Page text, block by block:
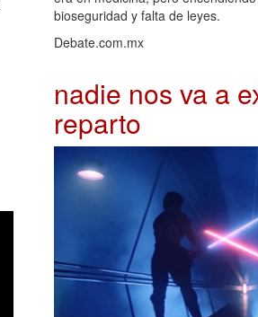
bioseguridad y falta de leyes.
Debate.com.mx
nadie nos va a
reparto